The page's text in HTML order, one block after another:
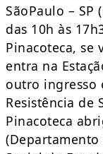
SãoPaulo – SP
das 10h às
Pinacoteca, se
entra na
outro ingresso
Resistência de
Pinacoteca